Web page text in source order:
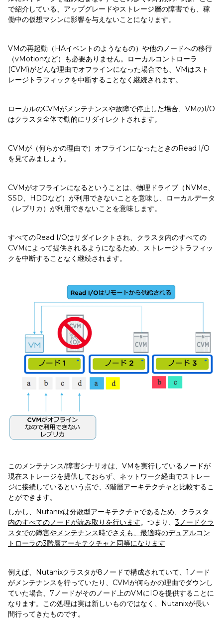
で紹介している、アップグレードやストレージ層の障害でも、稼
働中の仮想マシンに影響を与えないことになります。
VMの再起動（HAイベントのようなもの）や他のノードへの移行
（vMotionなど）も必要ありません。ローカルコントローラ
(CVM)がどんな理由でオフラインになった場合でも、VMはスト
レージトラフィックを中断することなく継続されます。
ローカルのCVMがメンテナンスや故障で停止した場合、VMのI/O
はクラスタ全体で動的にリダイレクトされます。
CVMが（何らかの理由で）オフラインになったときのRead I/O
を見てみましょう。
CVMがオフラインになるということは、物理ドライブ（NVMe、
SSD、HDDなど）が利用できないことを意味し、ローカルデータ
（レプリカ）が利用できないことを意味します。
すべてのRead I/Oはリダイレクトされ、クラスタ内のすべての
CVMによって提供されるようになるため、ストレージトラフィッ
クを中断することなく継続されます。
このメンテナンス/障害シナリオは、VMを実行しているノードが
現在ストレージを提供しておらず、ネットワーク経由でストレー
ジに接続しているという点で、3階層アーキテクチャと比較するこ
とができます。
しかし、 Nutanixは分散型アーキテクチャであるため、クラスタ
内のすべてのノードが読み取りを行います。つまり、3ノードクラ
スタでの障害やメンテナンス時でさえも、最適時のデュアルコン
トローラの3階層アーキテクチャと同等になります
例えば、Nutanixクラスタが8ノードで構成されていて、1ノード
がメンテナンスを行っていたり、CVMが何らかの理由でダウンし
ていた場合、7ノードがそのノード上のVMにIOを提供することに
なります。この処理は実は新しいものではなく、Nutanixが長い
間行ってきたものです。